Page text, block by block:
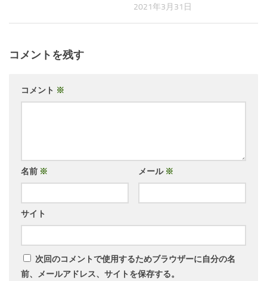
2021年3月31日
コメントを残す
コメント ※
名前 ※ メール ※
サイト
次回のコメントで使用するためブラウザーに自分の名
前、メールアドレス、サイトを保存する。